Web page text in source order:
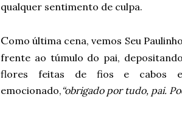
qualquer sentimento de culpa.
Como última cena, vemos Seu
frente ao túmulo do pai,
flores feitas de fios e cabos
emocionado, “obrigado por tudo, pai.